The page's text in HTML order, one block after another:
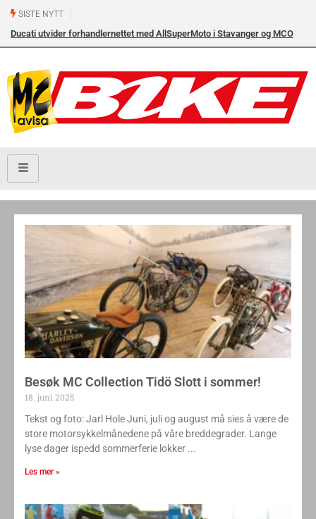
SISTE NYTT
Ducati utvider forhandlernettet med AllSuperMoto i Stavanger og MCO
Besøk MC Collection Tidö Slott i sommer!
18. juni 2025
Tekst og foto: Jarl Hole Juni, juli og august må sies å være de
store motorsykkelmånedene på våre breddegrader. Lange
lyse dager ispedd sommerferie lokker
Les mer »